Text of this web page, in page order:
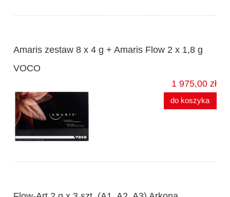
Amaris zestaw 8 x 4 g + Amaris Flow 2 x 1,8 g
VOCO
1 975,00 zł
do koszyka